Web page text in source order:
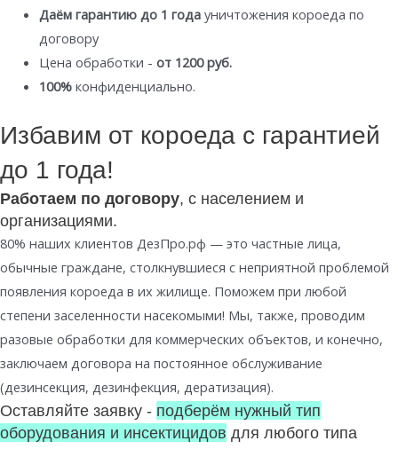
Даём гарантию до 1 годауничтожения короеда по
договору
Цена обработки - от 1200 руб.
100%конфиденциально.
Избавим от короеда с гарантией
до 1 года!
Работаем по договору, с населением и
организациями.
80% наших клиентов ДезПро.рф — это частные лица,
обычные граждане, столкнувшиеся с неприятной проблемой
появления короеда в их жилище. Поможем при любой
степени заселенности насекомыми! Мы, также, проводим
разовые обработки для коммерческих объектов, и конечно,
заключаем договора на постоянное обслуживание
(дезинсекция, дезинфекция, дератизация).
Оставляйте заявку - подберём нужный тип
оборудования и инсектицидов для любого типа